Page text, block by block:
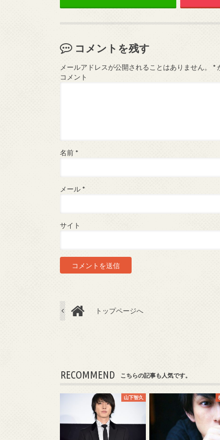
コメントを残す
メールアドレスが公開されることはありません。 *
コメント
名前 *
メール *
サイト
トップページへ
RECOMMEND こちらの記事も人気です。
山下智久